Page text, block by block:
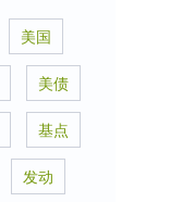
美国
美债
基点
发动